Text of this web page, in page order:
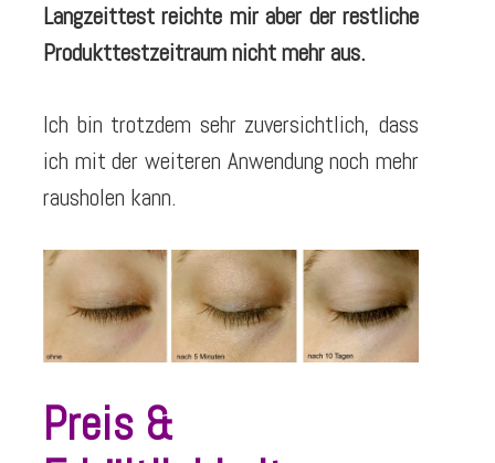
Langzeittest reichte mir aber der restliche
Produkttestzeitraum nicht mehr aus.
Ich bin trotzdem sehr zuversichtlich, dass
ich mit der weiteren Anwendung noch mehr
rausholen kann.
Preis &